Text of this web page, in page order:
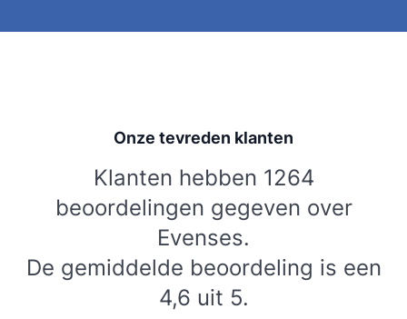
Onze tevreden klanten
Klanten hebben 1264
beoordelingen gegeven over
Evenses.
De gemiddelde beoordeling is een
4,6 uit 5.